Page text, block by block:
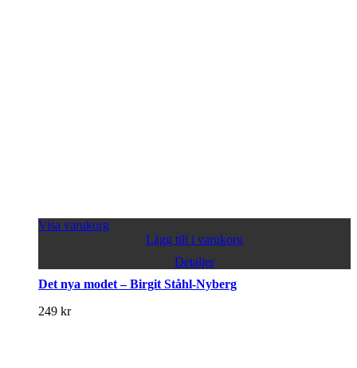
Visa varukorg
Lägg till i varukorg
Detaljer
Det nya modet – Birgit Ståhl-Nyberg
249 kr